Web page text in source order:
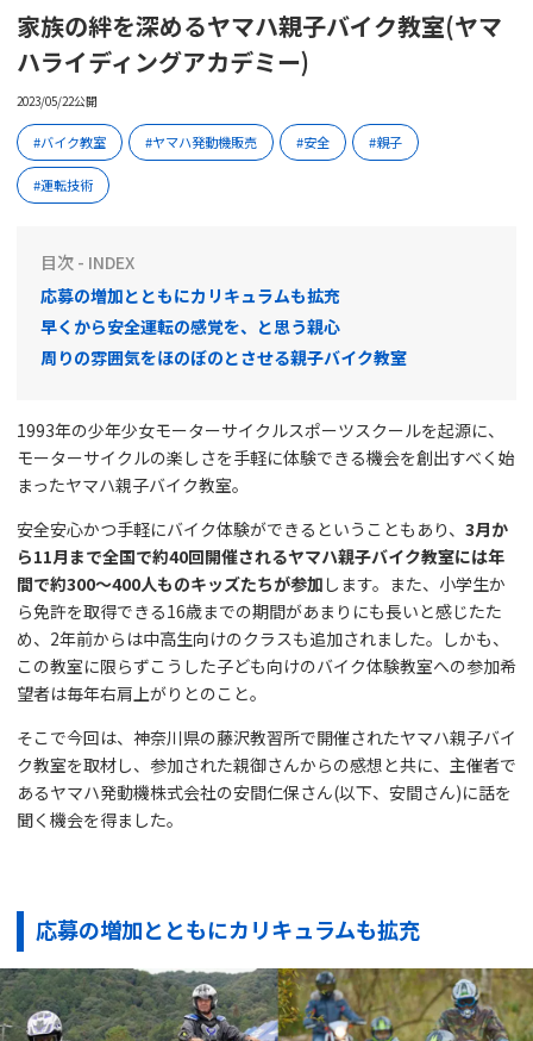
家族の絆を深めるヤマハ親子バイク教室(ヤマ
ハライディングアカデミー)
2023/05/22公開
バイク教室 ヤマハ発動機販売 安全 親子
運転技術
目次 - INDEX
応募の増加とともにカリキュラムも拡充
早くから安全運転の感覚を、と思う親心
周りの雰囲気をほのぼのとさせる親子バイク教室
1993年の少年少女モーターサイクルスポーツスクールを起源に、
モーターサイクルの楽しさを手軽に体験できる機会を創出すべく始
まったヤマハ親子バイク教室。
安全安心かつ手軽にバイク体験ができるということもあり、 3月か
ら11月まで全国で約40回開催されるヤマハ親子バイク教室には年
間で約300～400人ものキッズたちが参加 します。また、小学生か
ら免許を取得できる16歳までの期間があまりにも長いと感じたた
め、2年前からは中高生向けのクラスも追加されました。しかも、
この教室に限らずこうした子ども向けのバイク体験教室への参加希
望者は毎年右肩上がりとのこと。
そこで今回は、神奈川県の藤沢教習所で開催されたヤマハ親子バイ
ク教室を取材し、参加された親御さんからの感想と共に、主催者で
あるヤマハ発動機株式会社の安間仁保さん(以下、安間さん)に話を
聞く機会を得ました。
応募の増加とともにカリキュラムも拡充